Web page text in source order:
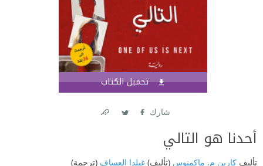
تحميل الكتاب
شارك
أحدنا هو التالي
تأليف كارين م. ماكمنوس (تأليف) غيلدا العساف (ترجمة)